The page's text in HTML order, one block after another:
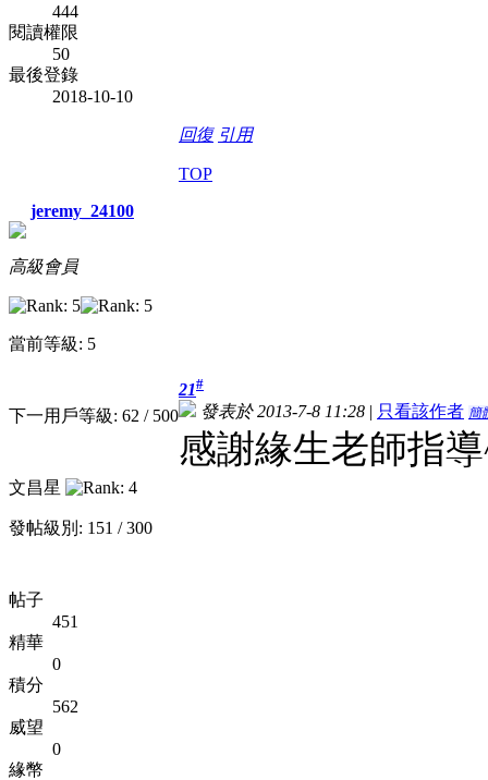
444
閱讀權限
50
最後登錄
2018-10-10
回復 引用
TOP
jeremy_24100
高級會員
當前等級: 5
下一用戶等級: 62 / 500
文昌星
發帖級別: 151 / 300
帖子
451
精華
0
積分
562
威望
0
緣幣
21#
發表於 2013-7-8 11:28 | 只看該作者 簡
感謝緣生老師指